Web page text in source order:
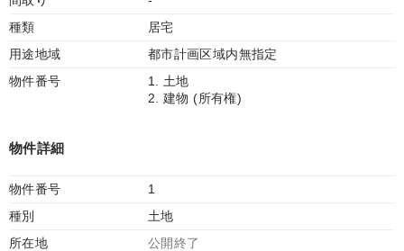
種類
居宅
用途地域
都市計画区域内無指定
物件番号
1. 土地
2. 建物 (所有権)
物件詳細
物件番号
1
種別
土地
所在地
公開終了